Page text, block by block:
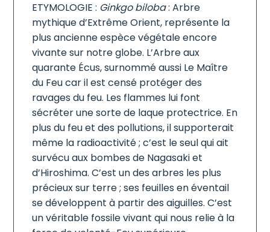
ETYMOLOGIE : Ginkgo biloba: Arbre
mythique d’Extrême Orient, représente la
plus ancienne espèce végétale encore
vivante sur notre globe. L’Arbre aux
quarante Écus, surnommé aussi Le Maître
du Feu car il est censé protéger des
ravages du feu. Les flammes lui font
sécréter une sorte de laque protectrice. En
plus du feu et des pollutions, il supporterait
même la radioactivité ; c’est le seul qui ait
survécu aux bombes de Nagasaki et
d’Hiroshima. C’est un des arbres les plus
précieux sur terre ; ses feuilles en éventail
se développent à partir des aiguilles. C’est
un véritable fossile vivant qui nous relie à la